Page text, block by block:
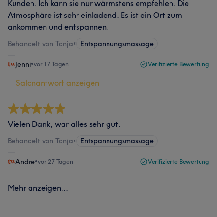
Kunden. Ich kann sie nur wärmstens empfehlen. Die
Atmosphäre ist sehr einladend. Es ist ein Ort zum
ankommen und entspannen.
Behandelt von Tanja• Entspannungsmassage
Jenni•vor 17 Tagen Verifizierte Bewertung
Salonantwort anzeigen
Vielen Dank, war alles sehr gut.
Behandelt von Tanja• Entspannungsmassage
Andre•vor 27 Tagen Verifizierte Bewertung
Mehr anzeigen...